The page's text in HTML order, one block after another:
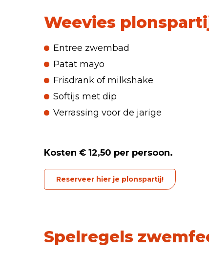
Weevies
Entree zwembad
Patat mayo
Frisdrank of milkshake
Softijs met dip
Verrassing voor de jarige
Kosten € 12,50 per persoon.
Reserveer hier je plonspartij!
Spelregels